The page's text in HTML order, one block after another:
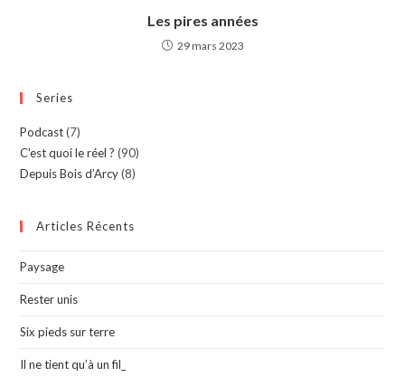
Les pires années
29 mars 2023
Series
Podcast (7)
C'est quoi le réel ? (90)
Depuis Bois d’Arcy (8)
Articles Récents
Paysage
Rester unis
Six pieds sur terre
Il ne tient qu’à un fil_